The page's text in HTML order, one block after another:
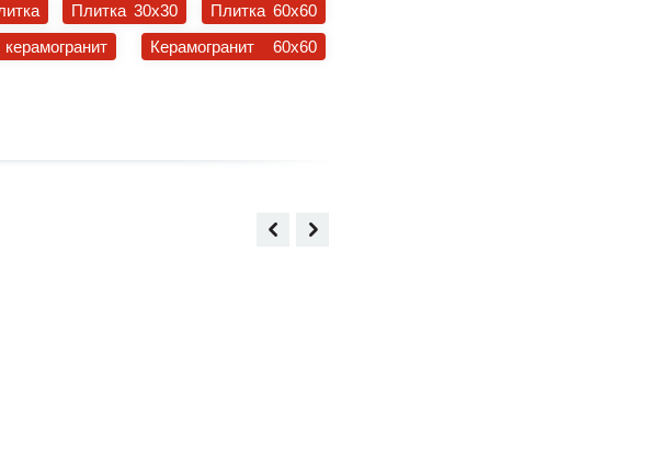
Плитка 30x30
Плитка 60x60
Керамогранит 60x60